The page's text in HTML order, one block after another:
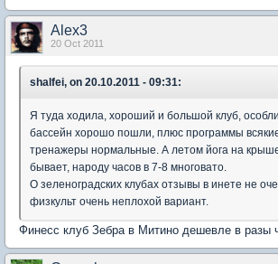
Alex3
20 Oct 2011
shalfei, on 20.10.2011 - 09:31:
Я туда ходила, хороший и большой клуб,
бассейн хорошо пошли, плюс программы
тренажеры нормальные. А летом йога на
бывает, народу часов в 7-8 многовато.
О зеленоградских клубах отзывы в инете не
физкульт очень неплохой вариант.
Финесс клуб Зебра в Митино дешевле в разы